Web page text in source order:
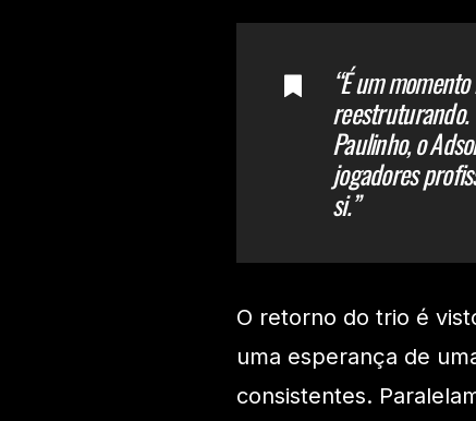
“É um
reestruturando.
Paulinho, o
jogadores
si.”
O retorno do trio é
uma esperança de
consistentes.